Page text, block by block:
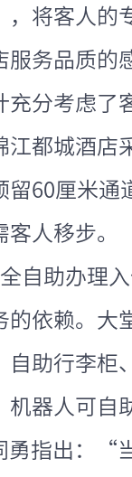
将客人的
服务品质的
充分考虑了
江都城酒店
留60厘米通
人移步。
自助办理
的依赖。大
自助行李柜
机器人可自
勇指出：“